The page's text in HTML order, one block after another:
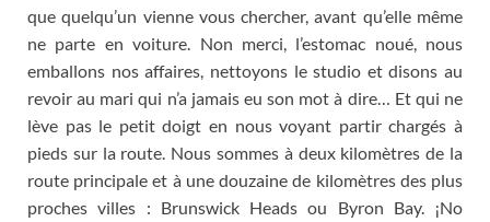
que quelqu’un vienne vous chercher,avant qu’elle même
ne parte en voiture. Non merci, l’estomac noué, nous
emballons nos affaires, nettoyons le studio et disons au
revoir au mari qui n’a jamais eu son mot à dire… Et qui ne
lève pas le petit doigt en nous voyant partir chargés à
pieds sur la route. Nous sommes à deux kilomètres de la
route principale et à une douzaine de kilomètres des plus
proches villes : Brunswick Heads ou Byron Bay. ¡No